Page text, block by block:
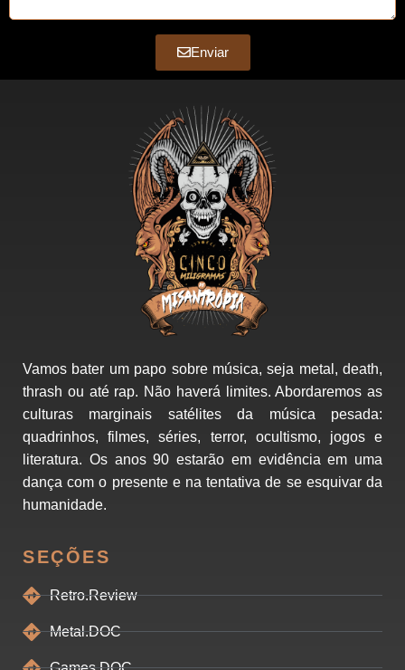
Enviar
Vamos bater um papo sobre música, seja metal, death,
thrash ou até rap. Não haverá limites. Abordaremos as
culturas marginais satélites da música pesada:
quadrinhos, filmes, séries, terror, ocultismo, jogos e
literatura. Os anos 90 estarão em evidência em uma
dança com o presente e na tentativa de se esquivar da
humanidade.
SEÇÕES
Retro.Review
Metal.DOC